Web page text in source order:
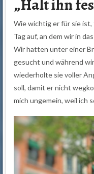
„Halt ihn
Wie wichtig er für sie ist,
Tag auf, an dem wir in
Wir hatten unter einer
gesucht und während
wiederholte sie voller
soll, damit er nicht
mich ungemein, weil ich